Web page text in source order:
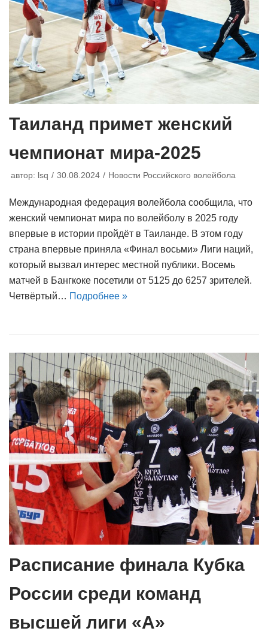
Таиланд примет женский
чемпионат мира-2025
автор: lsq 30.08.2024 Новости Российского волейбола
Международная федерация волейбола сообщила, что
женский чемпионат мира по волейболу в 2025 году
впервые в истории пройдёт в Таиланде. В этом году
страна впервые приняла «Финал восьми» Лиги наций,
который вызвал интерес местной публики. Восемь
матчей в Бангкоке посетили от 5125 до 6257 зрителей.
Четвёртый… Подробнее »
Расписание финала Кубка
России среди команд
высшей лиги «А»